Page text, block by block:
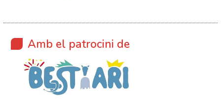
Amb el patrocini de